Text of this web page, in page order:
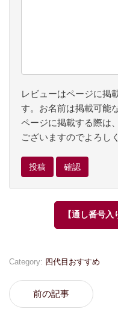
レビューはページに掲
す。お名前は掲載可能
ページに掲載する際は
ございますのでよろし
【通し番号
Category: 四代目おすすめ
前の記事